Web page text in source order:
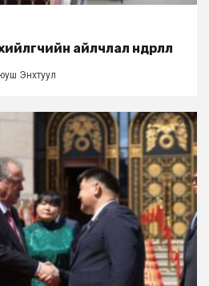
айлчлал өндөрлөлөө
Энхтуул